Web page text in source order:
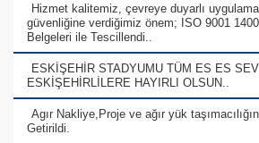
Hizmet kalitemiz, çevreye duyarlı
güvenliğine verdiğimiz önem; ISO 9001
Belgeleri ile Tescillendi..
ESKİŞEHİR STADYUMU TÜM ES ES
ESKİŞEHİRLİLERE HAYIRLI OLSUN..
Agır Nakliye,Proje ve ağır yük
Getirildi.